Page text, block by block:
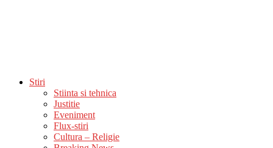
Stiri
Stiinta si tehnica
Justitie
Eveniment
Flux-stiri
Cultura – Religie